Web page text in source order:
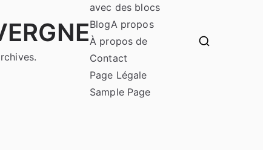
avec des blocs
BlogA propos
À propos de
Contact
Page Légale
Sample Page